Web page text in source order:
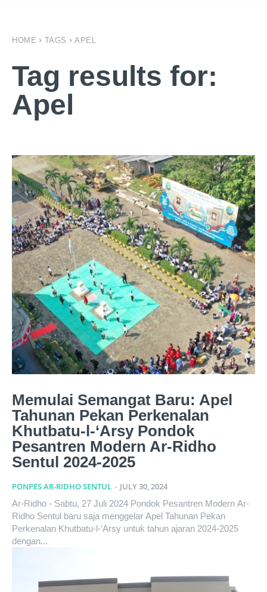
HOME TAGS APEL
Tag results for:
Apel
Memulai Semangat Baru: Apel
Tahunan Pekan Perkenalan
Khutbatu-l-‘Arsy Pondok
Pesantren Modern Ar-Ridho
Sentul 2024-2025
PONPES AR-RIDHO SENTUL - JULY 30, 2024
Ar-Ridho - Sabtu, 27 Juli 2024 Pondok Pesantren Modern Ar-
Ridho Sentul baru saja menggelar Apel Tahunan Pekan
Perkenalan Khutbatu-l-'Arsy untuk tahun ajaran 2024-2025
dengan...